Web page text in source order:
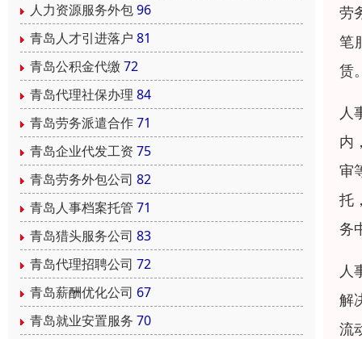
人力资源服务外包96
青岛人才引进落户 81
青岛公积金代缴72
青岛代理社保办理 84
青岛劳务派遣合作71
青岛企业代发工资 75
青岛劳务外包公司 82
青岛人事档案托管 71
青岛猎头服务公司 83
青岛代理招聘公司 72
青岛薪酬优化公司 67
青岛就业安置服务 70
劳
笔
赁
人
内
审
托
务
人
解
流